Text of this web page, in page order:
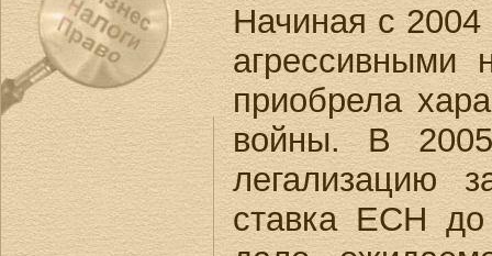
Начиная с 2004
агрессивными
приобрела
войны. В
легализацию
ставка ЕСН